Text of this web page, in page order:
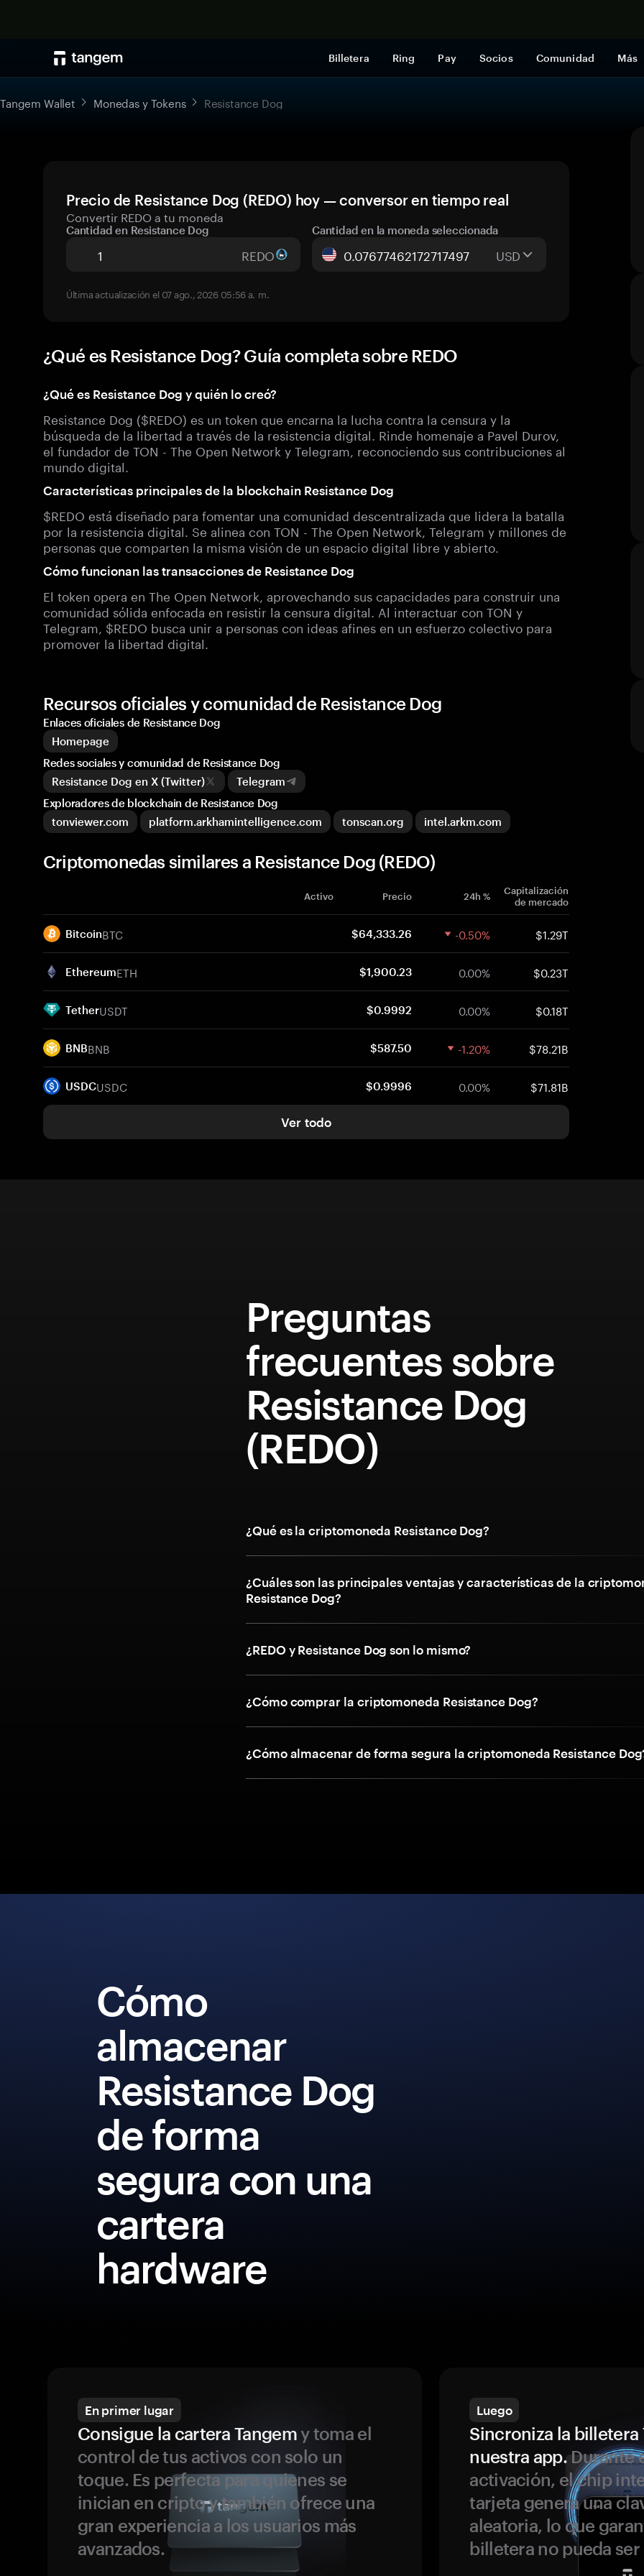
Billetera Ring Pay Socios Comunidad Más
Tangem Wallet Monedas y Tokens Resistance Dog
Precio de Resistance Dog (REDO) hoy — conversor en tiempo real
Convertir REDO a tu moneda
Cantidad en Resistance Dog
REDO
Cantidad en la moneda seleccionada
USD
Última actualización el 07 ago., 2026 05:56 a. m.
¿Qué es Resistance Dog? Guía completa sobre REDO
¿Qué es Resistance Dog y quién lo creó?
Resistance Dog ($REDO) es un token que encarna la lucha contra la censura y la
búsqueda de la libertad a través de la resistencia digital. Rinde homenaje a Pavel Durov,
el fundador de TON - The Open Network y Telegram, reconociendo sus contribuciones al
mundo digital.
Características principales de la blockchain Resistance Dog
$REDO está diseñado para fomentar una comunidad descentralizada que lidera la batalla
por la resistencia digital. Se alinea con TON - The Open Network, Telegram y millones de
personas que comparten la misma visión de un espacio digital libre y abierto.
Cómo funcionan las transacciones de Resistance Dog
El token opera en The Open Network, aprovechando sus capacidades para construir una
comunidad sólida enfocada en resistir la censura digital. Al interactuar con TON y
Telegram, $REDO busca unir a personas con ideas afines en un esfuerzo colectivo para
promover la libertad digital.
Recursos oficiales y comunidad de Resistance Dog
Enlaces oficiales de Resistance Dog
Homepage
Redes sociales y comunidad de Resistance Dog
Resistance Dog en X (Twitter)
Telegram
Exploradores de blockchain de Resistance Dog
tonviewer.com
platform.arkhamintelligence.com tonscan.org intel.arkm.com
Criptomonedas similares a Resistance Dog (REDO)
Activo Precio 24h %
Capitalización
de mercado
BitcoinBTC $64,333.26 -0.50% $1.29T
EthereumETH $1,900.23 0.00% $0.23T
TetherUSDT $0.9992 0.00% $0.18T
BNBBNB $587.50 -1.20% $78.21B
USDCUSDC $0.9996 0.00% $71.81B
Ver todo
Preguntas
frecuentes sobre
Resistance Dog
(REDO)
¿Qué es la criptomoneda Resistance Dog?
¿Cuáles son las principales ventajas y características de la
Resistance Dog?
¿REDO y Resistance Dog son lo mismo?
¿Cómo comprar la criptomoneda Resistance Dog?
¿Cómo almacenar de forma segura la criptomoneda Resistance
Cómo
almacenar
Resistance Dog
de forma
segura con una
cartera
hardware
En primer lugar
Consigue la cartera Tangemy toma el
control de tus activos con solo un
toque. Es perfecta para quienes se
inician en cripto y también ofrece una
gran experiencia a los usuarios más
avanzados.
Luego
Sincroniza la billetera
nuestra app.Durante
activación, el chip
tarjeta genera una
aleatoria, lo que
billetera no pueda